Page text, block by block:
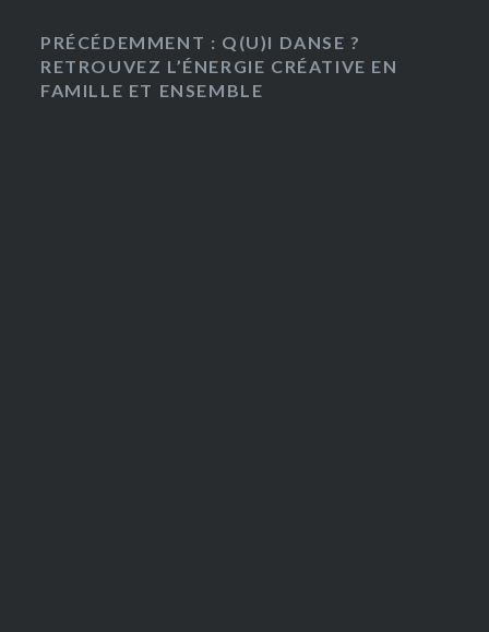
PRÉCÉDEMMENT : Q(U)I DANSE ?
RETROUVEZ L’ÉNERGIE CRÉATIVE EN
FAMILLE ET ENSEMBLE